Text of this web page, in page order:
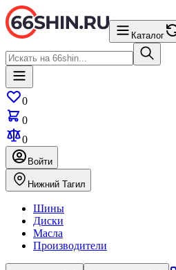
Каталог
0
0
0
Войти
Нижний Тагил
Шины
Диски
Масла
Производители